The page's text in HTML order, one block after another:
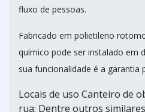
fluxo de pessoas.
Fabricado em polietileno
químico pode ser instalado em
sua funcionalidade é a garantia
Locais de uso Canteiro de
rua; Dentre outros